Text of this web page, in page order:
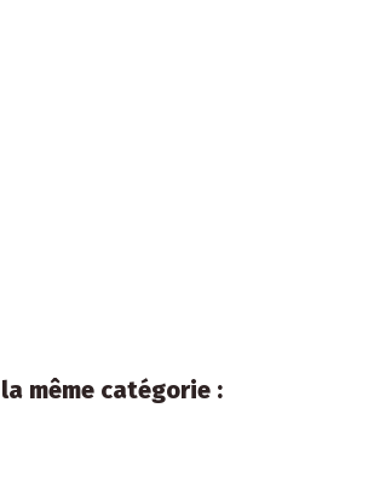
même catégorie :